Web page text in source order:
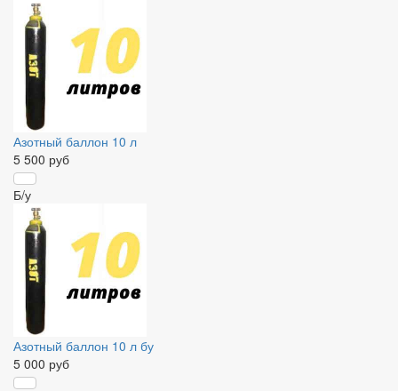
Азотный баллон 10 л
5 500 руб
Б/у
Азотный баллон 10 л бу
5 000 руб